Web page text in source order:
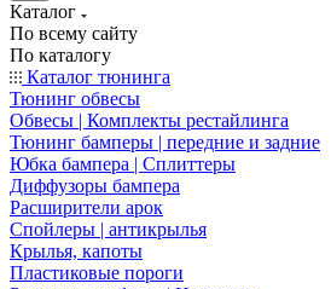
Каталог
По всему сайту
По каталогу
Каталог тюнинга
Тюнинг обвесы
Обвесы | Комплекты рестайлинга
Тюнинг бамперы | передние и задние
Юбка бампера | Сплиттеры
Диффузоры бампера
Расширители арок
Спойлеры | антикрылья
Крылья, капоты
Пластиковые пороги